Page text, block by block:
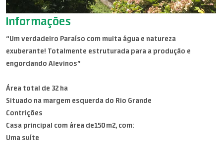
Informações
“Um verdadeiro Paraíso com muita água e natureza
exuberante! Totalmente estruturada para a produção e
engordando Alevinos”
Área total de 32 ha
Situado na margem esquerda do Rio Grande
Contrições
Casa principal com área de150 m2, com:
Uma suíte